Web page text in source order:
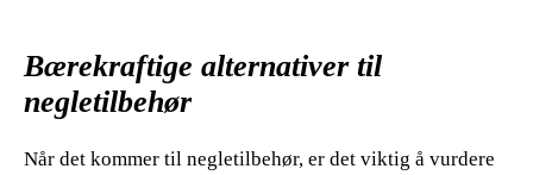
Bærekraftige alternativer til
negletilbehør
Når det kommer til negletilbehør, er det viktig å vurdere